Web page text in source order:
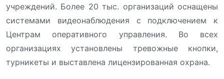
учреждений. Более 20 тыс. организаций оснащены
системами видеонаблюдения с подключением к
Центрам оперативного управления. Во всех
организациях установлены тревожные кнопки,
турникеты и выставлена лицензированная охрана.